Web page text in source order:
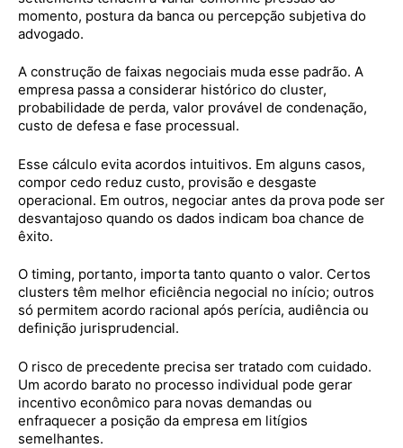
momento, postura da banca ou percepção subjetiva do
advogado.
A construção de faixas negociais muda esse padrão. A
empresa passa a considerar histórico do cluster,
probabilidade de perda, valor provável de condenação,
custo de defesa e fase processual.
Esse cálculo evita acordos intuitivos. Em alguns casos,
compor cedo reduz custo, provisão e desgaste
operacional. Em outros, negociar antes da prova pode ser
desvantajoso quando os dados indicam boa chance de
êxito.
O timing, portanto, importa tanto quanto o valor. Certos
clusters têm melhor eficiência negocial no início; outros
só permitem acordo racional após perícia, audiência ou
definição jurisprudencial.
O risco de precedente precisa ser tratado com cuidado.
Um acordo barato no processo individual pode gerar
incentivo econômico para novas demandas ou
enfraquecer a posição da empresa em litígios
semelhantes.